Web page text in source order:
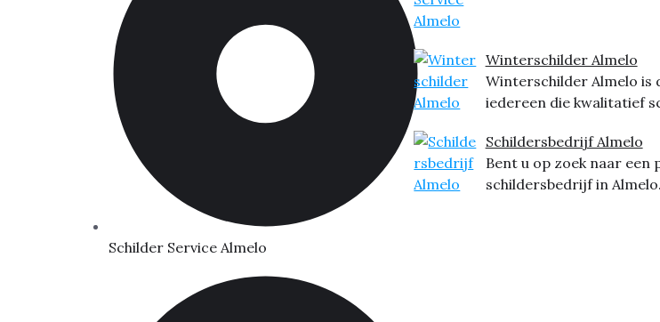
Schilder Service Almelo
Winterschilder Almelo
Winterschilder Almelo is
iedereen die kwalitatief
Schildersbedrijf Almelo
Bent u op zoek naar een
schildersbedrijf in